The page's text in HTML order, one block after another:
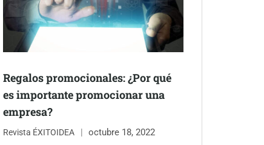
Regalos promocionales: ¿Por qué
es importante promocionar una
empresa?
Revista ÉXITOIDEA octubre 18, 2022